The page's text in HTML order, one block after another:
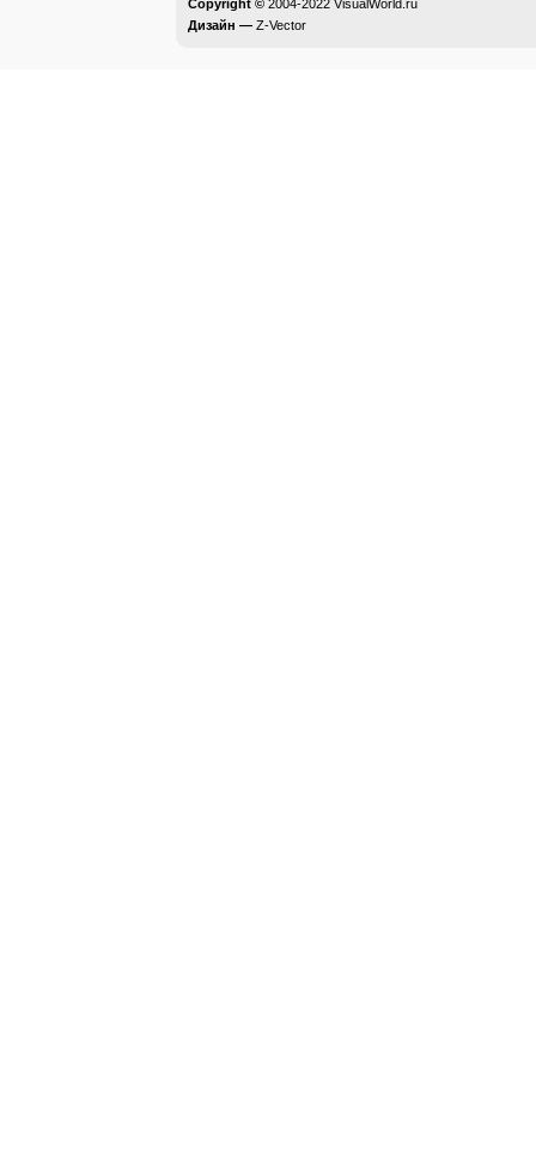
Copyright © 2004-2022 VisualWorld.ru
Дизайн — Z-Vector